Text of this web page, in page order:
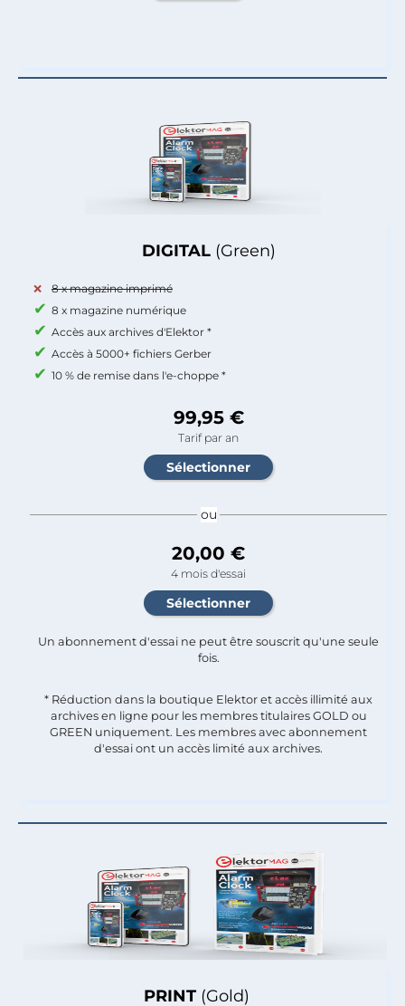
PRINT (Gold)
DIGITAL (Green)
8 x magazine imprimé
8 x magazine numérique
Accès aux archives d'Elektor *
Accès à 5000+ fichiers Gerber
10 % de remise dans l'e-choppe *
99,95 €
Tarif par an
ou
20,00 €
4 mois d'essai
Un abonnement d'essai ne peut être souscrit qu'une seule
fois.​
* Réduction dans la boutique Elektor et accès illimité aux
archives en ligne pour les membres titulaires GOLD ou
GREEN uniquement. Les membres avec abonnement
d'essai ont un accès limité aux archives.